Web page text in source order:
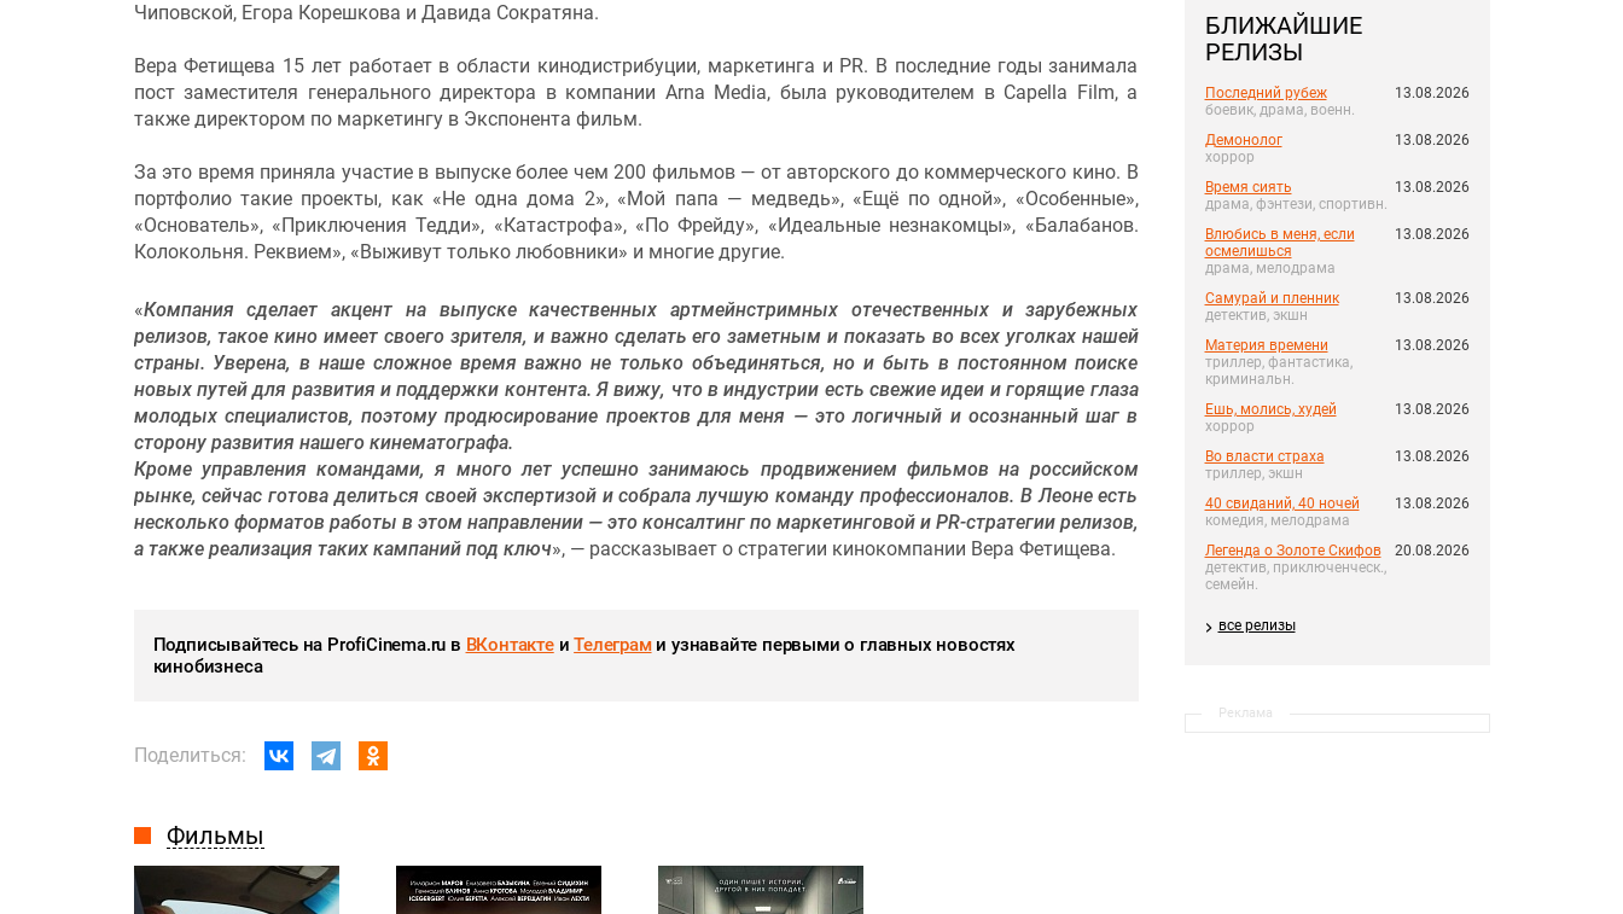
БЛИЖАЙШИЕ
РЕЛИЗЫ
Последний рубеж
боевик, драма, военн.
13.08.2026
Демонолог
хоррор
13.08.2026
Время сиять
драма, фэнтези, спортивн.
13.08.2026
Влюбись в меня, если
осмелишься
драма, мелодрама
13.08.2026
Самурай и пленник
детектив, экшн
13.08.2026
Материя времени
триллер, фантастика,
криминальн.
13.08.2026
Ешь, молись, худей
хоррор
13.08.2026
Во власти страха
триллер, экшн
13.08.2026
40 свиданий, 40 ночей
комедия, мелодрама
13.08.2026
Легенда о Золоте Скифов
детектив, приключенческ.,
семейн.
20.08.2026
все релизы
Реклама
Чиповской, Егора Корешкова и Давида Сократяна.
Вера Фетищева 15 лет работает в области кинодистрибуции, маркетинга и PR. В последние годы занимала
пост заместителя генерального директора в компании Arna Media, была руководителем в Capella Film, а
также директором по маркетингу в Экспонента фильм.
За это время приняла участие в выпуске более чем 200 фильмов — от авторского до коммерческого кино. В
портфолио такие проекты, как «Не одна дома 2», «Мой папа — медведь», «Ещё по одной», «Особенные»,
«Основатель», «Приключения Тедди», «Катастрофа», «По Фрейду», «Идеальные незнакомцы», «Балабанов.
Колокольня. Реквием», «Выживут только любовники» и многие другие.
«Компания сделает акцент на выпуске качественных артмейнстримных отечественных и зарубежных
релизов, такое кино имеет своего зрителя, и важно сделать его заметным и показать во всех уголках нашей
страны. Уверена, в наше сложное время важно не только объединяться, но и быть в постоянном поиске
новых путей для развития и поддержки контента. Я вижу, что в индустрии есть свежие идеи и горящие глаза
молодых специалистов, поэтому продюсирование проектов для меня — это логичный и осознанный шаг в
сторону развития нашего кинематографа.
Кроме управления командами, я много лет успешно занимаюсь продвижением фильмов на российском
рынке, сейчас готова делиться своей экспертизой и собрала лучшую команду профессионалов. В Леоне есть
несколько форматов работы в этом направлении — это консалтинг по маркетинговой и PR-стратегии релизов,
а также реализация таких кампаний под ключ», — рассказывает о стратегии кинокомпании Вера Фетищева.
Подписывайтесь на ProfiCinema.ru в ВКонтактеиТелеграми узнавайте первыми о главных новостях
кинобизнеса
Поделиться:
Фильмы